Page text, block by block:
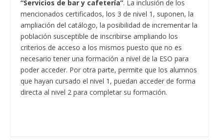
“Servicios de bar y cafetería”. La inclusión de los
mencionados certificados, los 3 de nivel 1, suponen, la
ampliación del catálogo, la posibilidad de incrementar la
población susceptible de inscribirse ampliando los
criterios de acceso a los mismos puesto que no es
necesario tener una formación a nivel de la ESO para
poder acceder. Por otra parte, permite que los alumnos
que hayan cursado el nivel 1, puedan acceder de forma
directa al nivel 2 para completar su formación.